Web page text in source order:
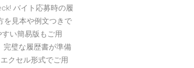
バイト応募時の履
を見本や例文つきで
い簡易版もご用
完璧な履歴書が準備
クセル形式でご用